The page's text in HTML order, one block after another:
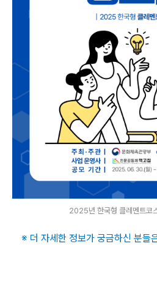
2025년 한국형 클레멘트코
※ 더 자세한 정보가 궁금하신 분들